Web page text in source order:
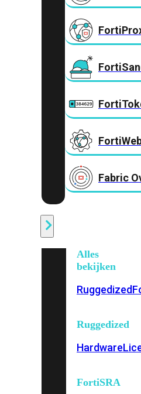
Fabric
Alles
bekijken
Ruggedized
Ruggedized
Hardware
FortiSRA